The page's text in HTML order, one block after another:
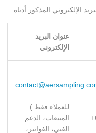
الإلكتروني المذكور أدناه
عنوان البريد
الإلكتروني
(للعملاء فقط:
المبيعات، الدعم
الفني، الفواتير،